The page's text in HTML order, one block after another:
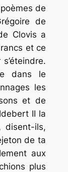
de
de
Clovis a
et ce
dans le
les
et de
II la
disent-ils,
de ta
aux
plus